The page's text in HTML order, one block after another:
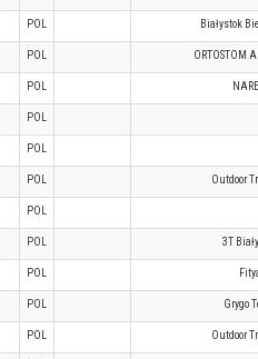
POL Białystok
POL ORTOSTOM
POL
POL
POL
POL Outdoor
POL
POL 3T
POL
POL Grygo
POL Outdoor